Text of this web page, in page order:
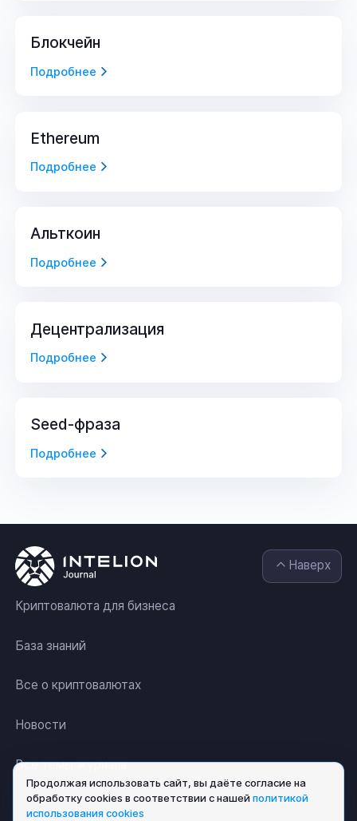
Блокчейн
Подробнее
Ethereum
Подробнее
Альткоин
Подробнее
Децентрализация
Подробнее
Seed-фраза
Подробнее
Наверх
Криптовалюта для бизнеса
База знаний
Все о криптовалютах
Новости
Все темы журнала
Продолжая использовать сайт, вы даёте согласие на
обработку cookies в соответствии с нашей политикой
использования cookies